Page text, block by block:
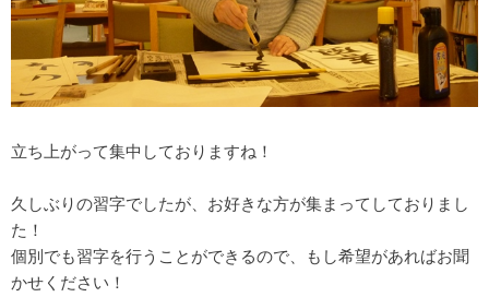
立ち上がって集中しておりますね！
久しぶりの習字でしたが、お好きな方が集まってしておりまし
た！
個別でも習字を行うことができるので、もし希望があればお聞
かせください！